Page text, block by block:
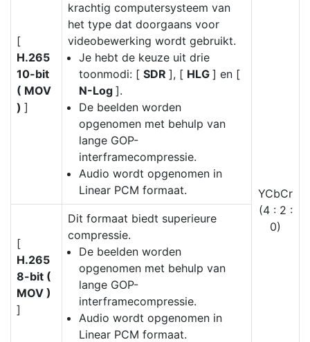
[
H.265
10-bit
( MOV
) ]
krachtig computersysteem van
het type dat doorgaans voor
videobewerking wordt gebruikt.
Je hebt de keuze uit drie
toonmodi: [ SDR ], [ HLG ] en [
N-Log ].
De beelden worden
opgenomen met behulp van
lange GOP-
interframecompressie.
Audio wordt opgenomen in
Linear PCM formaat.
YCbCr
(4 : 2 :
0)
[
H.265
8-bit (
MOV )
]
Dit formaat biedt superieure
compressie.
De beelden worden
opgenomen met behulp van
lange GOP-
interframecompressie.
Audio wordt opgenomen in
Linear PCM formaat.